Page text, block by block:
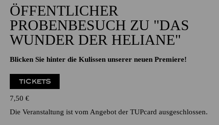
ÖFFENTLICHER
PROBENBESUCH ZU "DAS
WUNDER DER HELIANE"
Blicken Sie hinter die Kulissen unserer neuen Premiere!
TICKETS
7,50 €
Die Veranstaltung ist vom Angebot der TUPcard ausgeschlossen.